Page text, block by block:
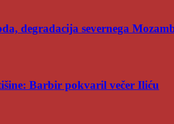
degradacija severnega
Barbir pokvaril večer Iliću